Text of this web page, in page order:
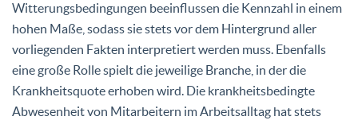
Witterungsbedingungen beeinflussen die Kennzahl in einem
hohen Maße, sodass sie stets vor dem Hintergrund aller
vorliegenden Fakten interpretiert werden muss. Ebenfalls
eine große Rolle spielt die jeweilige Branche, in der die
Krankheitsquote erhoben wird. Die krankheitsbedingte
Abwesenheit von Mitarbeitern im Arbeitsalltag hat stets